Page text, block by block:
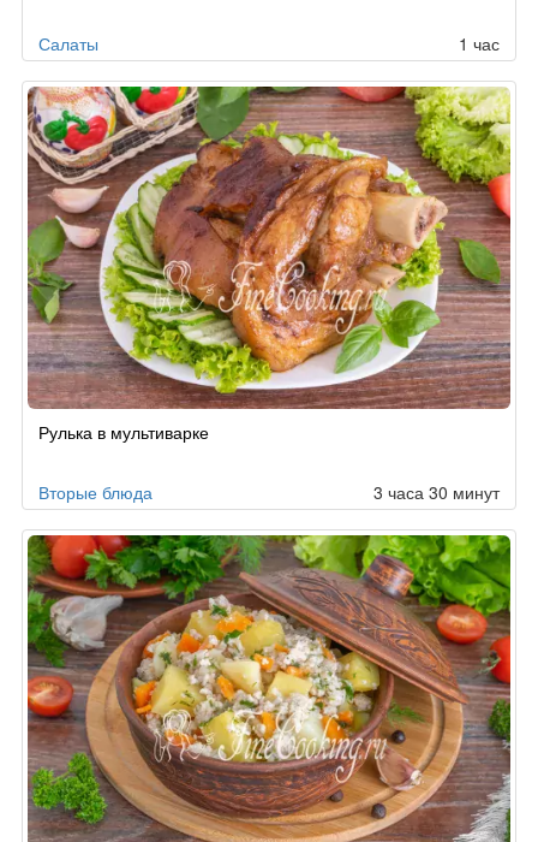
Салаты 1 час
Рулька в мультиварке
Вторые блюда 3 часа 30 минут